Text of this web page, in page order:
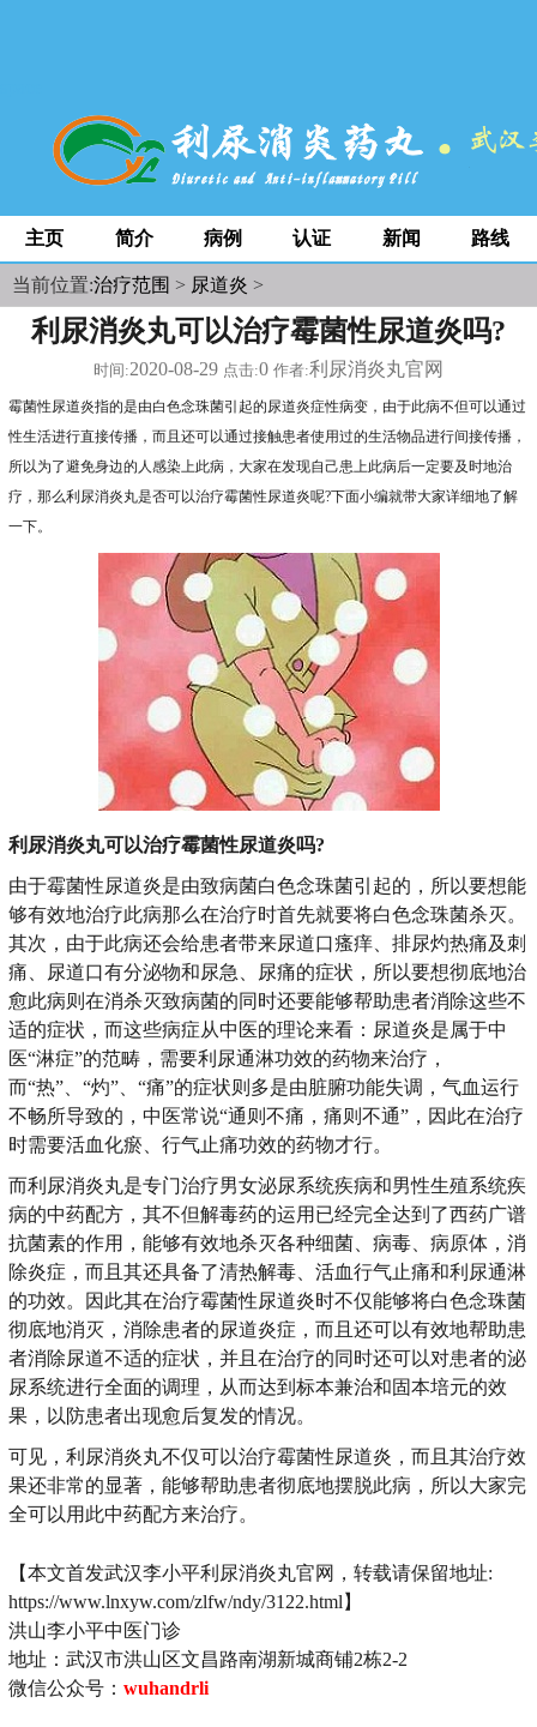
主页 简介 病例 认证 新闻 路线
当前位置:治疗范围 > 尿道炎 >
利尿消炎丸可以治疗霉菌性尿道炎吗?
时间:2020-08-29 点击:0 作者:利尿消炎丸官网
霉菌性尿道炎指的是由白色念珠菌引起的尿道炎症性病变，由于此病不但可以通过
性生活进行直接传播，而且还可以通过接触患者使用过的生活物品进行间接传播，
所以为了避免身边的人感染上此病，大家在发现自己患上此病后一定要及时地治
疗，那么利尿消炎丸是否可以治疗霉菌性尿道炎呢?下面小编就带大家详细地了解
一下。
利尿消炎丸可以治疗霉菌性尿道炎吗?
由于霉菌性尿道炎是由致病菌白色念珠菌引起的，所以要想能
够有效地治疗此病那么在治疗时首先就要将白色念珠菌杀灭。
其次，由于此病还会给患者带来尿道口瘙痒、排尿灼热痛及刺
痛、尿道口有分泌物和尿急、尿痛的症状，所以要想彻底地治
愈此病则在消杀灭致病菌的同时还要能够帮助患者消除这些不
适的症状，而这些病症从中医的理论来看：尿道炎是属于中
医“淋症”的范畴，需要利尿通淋功效的药物来治疗，
而“热”、“灼”、“痛”的症状则多是由脏腑功能失调，气血运行
不畅所导致的，中医常说“通则不痛，痛则不通”，因此在治疗
时需要活血化瘀、行气止痛功效的药物才行。
而利尿消炎丸是专门治疗男女泌尿系统疾病和男性生殖系统疾
病的中药配方，其不但解毒药的运用已经完全达到了西药广谱
抗菌素的作用，能够有效地杀灭各种细菌、病毒、病原体，消
除炎症，而且其还具备了清热解毒、活血行气止痛和利尿通淋
的功效。因此其在治疗霉菌性尿道炎时不仅能够将白色念珠菌
彻底地消灭，消除患者的尿道炎症，而且还可以有效地帮助患
者消除尿道不适的症状，并且在治疗的同时还可以对患者的泌
尿系统进行全面的调理，从而达到标本兼治和固本培元的效
果，以防患者出现愈后复发的情况。
可见，利尿消炎丸不仅可以治疗霉菌性尿道炎，而且其治疗效
果还非常的显著，能够帮助患者彻底地摆脱此病，所以大家完
全可以用此中药配方来治疗。
【本文首发武汉李小平利尿消炎丸官网，转载请保留地址:
https://www.lnxyw.com/zlfw/ndy/3122.html】
洪山李小平中医门诊
地址：武汉市洪山区文昌路南湖新城商铺2栋2-2
微信公众号： wuhandrli